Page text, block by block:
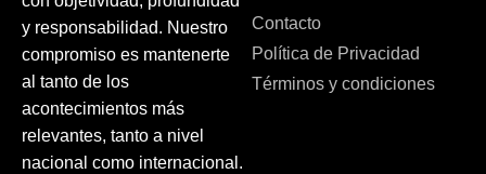
y responsabilidad. Nuestro
compromiso es mantenerte
al tanto de los
acontecimientos más
relevantes, tanto a nivel
nacional como internacional.
Contacto
Política de Privacidad
Términos y condiciones